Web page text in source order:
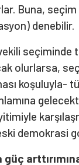
Buna,
denebilir.
olurlarsa,
koşuluyla-
demokrasi
güç